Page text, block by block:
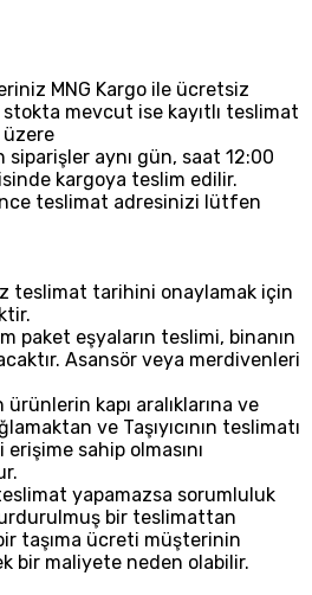
MNG Kargo ile ücretsiz
mevcut ise kayıtlı teslimat
siparişler aynı gün, saat 12:00
kargoya teslim edilir.
teslimat adresinizi lütfen
teslimat tarihini onaylamak için
paket eşyaların teslimi, binanın
Asansör veya merdivenleri
kapı aralıklarına ve
ve Taşıyıcının teslimatı
sahip olmasını
yapamazsa sorumluluk
bir teslimattan
taşıma ücreti müşterinin
bir maliyete neden olabilir.